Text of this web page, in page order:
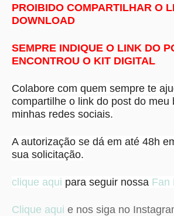
PROIBIDO COMPARTILHAR O
DOWNLOAD
SEMPRE INDIQUE O LINK DO
ENCONTROU O KIT DIGITAL
Colabore com quem sempre te
compartilhe o link do post do meu
minhas redes sociais.
A autorização se dá em até 48h
sua solicitação.
clique aqui para seguir nossa Fan
Clique aqui e nos siga no